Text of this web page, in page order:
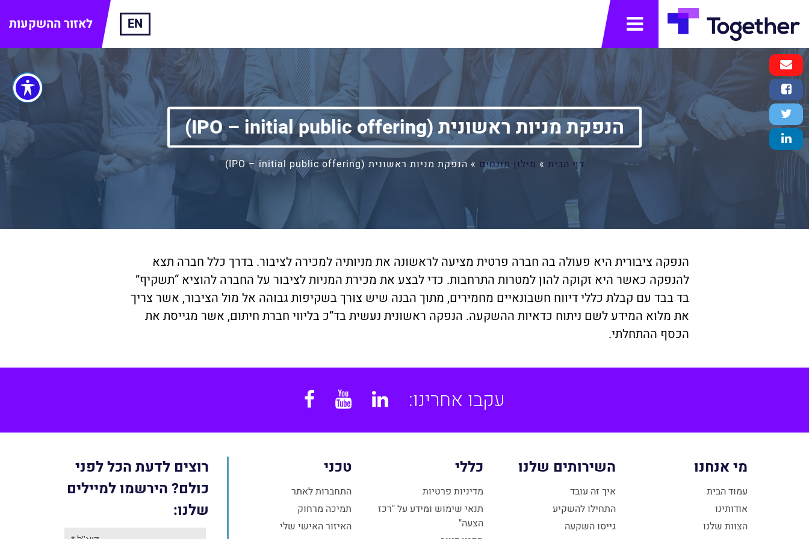
תפריט לאזור ההשקעות EN
הנפקת מניות ראשונית (IPO – initial public offering)
דף הבית » מילון מונחים »הנפקת מניות ראשונית (IPO – initial public offering)
הנפקה ציבורית היא פעולה בה חברה פרטית מציעה לראשונה את מניותיה למכירה לציבור. בדרך כלל חברה תצא
להנפקה כאשר היא זקוקה להון למטרות התרחבות. כדי לבצע את מכירת המניות לציבור על החברה להוציא “תשקיף”
בד בבד עם קבלת כללי דיווח חשבונאיים מחמירים, מתוך הבנה שיש צורך בשקיפות גבוהה אל מול הציבור, אשר צריך
את מלוא המידע לשם ניתוח כדאיות ההשקעה. הנפקה ראשונית נעשית בד”כ בליווי חברת חיתום, אשר מגייסת את
הכסף ההתחלתי.
עקבו אחרינו: Linkedin
YouTube
מי אנחנו
עמוד הבית
אודותינו
הצוות שלנו
השירותים שלנו
איך זה עובד
התחילו להשקיע
גייסו השקעה
כללי
מדיניות פרטיות
תנאי שימוש ומידע על "רכז
הצעה"
טכני
התחברות לאתר
תמיכה מרחוק
האיזור האישי שלי
רוצים לדעת הכל לפני
כולם? הירשמו למיילים
שלנו:
Email
Message
Facebook
Share
Twitter
Tweet
LinkedIn
Share